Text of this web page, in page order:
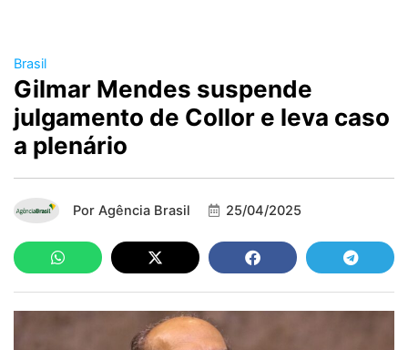
Brasil
Gilmar Mendes suspende
julgamento de Collor e leva caso
a plenário
Por Agência Brasil 25/04/2025